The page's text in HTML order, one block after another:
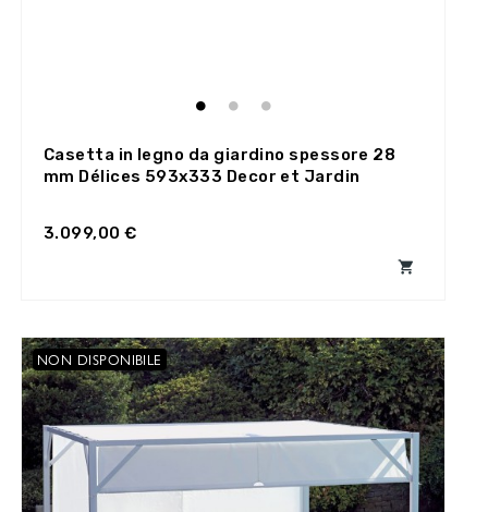
Casetta in legno da giardino spessore 28
mm Délices 593x333 Decor et Jardin
3.099,00 €

NON DISPONIBILE